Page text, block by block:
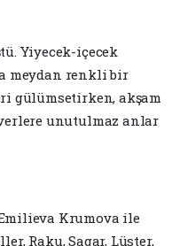
Yiyecek-içecek
meydan renkli bir
gülümsetirken, akşam
unutulmaz anlar
Krumova ile
Raku, Sagar, Lüster,